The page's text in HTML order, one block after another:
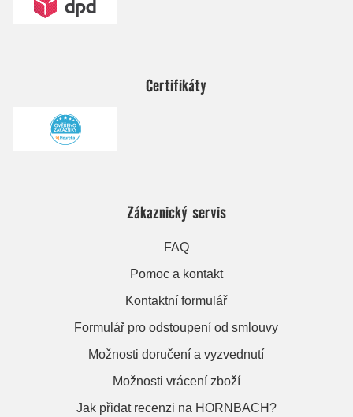
Certifikáty
Zákaznický servis
FAQ
Pomoc a kontakt
Kontaktní formulář
Formulář pro odstoupení od smlouvy
Možnosti doručení a vyzvednutí
Možnosti vrácení zboží
Jak přidat recenzi na HORNBACH?